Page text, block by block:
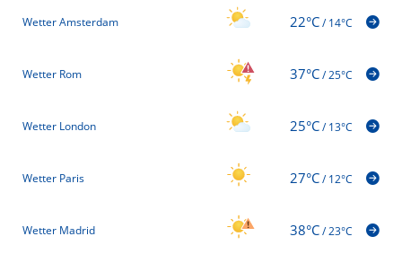
Wetter Amsterdam 22°C/14°C
Wetter Rom 37°C/25°C
Wetter London 25°C/13°C
Wetter Paris 27°C/12°C
Wetter Madrid 38°C/23°C